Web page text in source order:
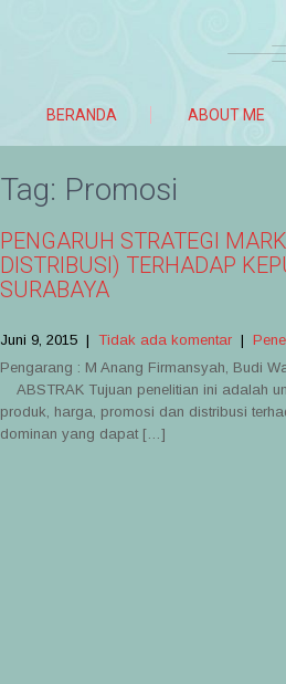
BERANDA ABOUT ME
Tag: Promosi
PENGARUH STRATEGI
DISTRIBUSI) TERHADAP
SURABAYA
Juni 9, 2015 | Tidak ada komentar |
Pengarang : M Anang Firmansyah, Budi
ABSTRAK Tujuan penelitian ini adalah
produk, harga, promosi dan distribusi
dominan yang dapat […]